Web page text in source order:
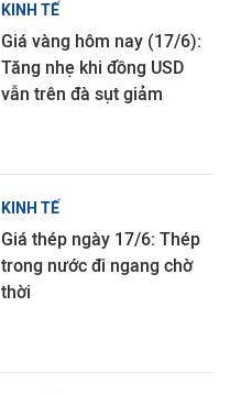
KINH TẾ
Giá vàng hôm nay (17/6):
Tăng nhẹ khi đồng USD
vẫn trên đà sụt giảm
KINH TẾ
Giá thép ngày 17/6: Thép
trong nước đi ngang chờ
thời